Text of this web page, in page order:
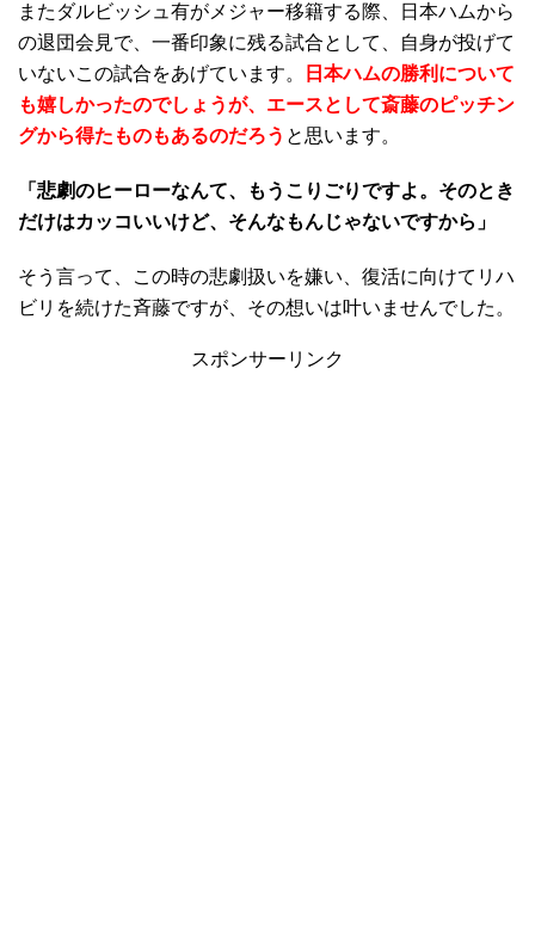
またダルビッシュ有がメジャー移籍する際、日本ハムから
の退団会見で、一番印象に残る試合として、自身が投げて
いないこの試合をあげています。
日本ハムの勝利について
も嬉しかったのでしょうが、エースとして斎藤のピッチン
グから得たものもあるのだろう と思います。
「悲劇のヒーローなんて、もうこりごりですよ。そのとき
だけはカッコいいけど、そんなもんじゃないですから」
そう言って、この時の悲劇扱いを嫌い、復活に向けてリハ
ビリを続けた斉藤ですが、その想いは叶いませんでした。
スポンサーリンク